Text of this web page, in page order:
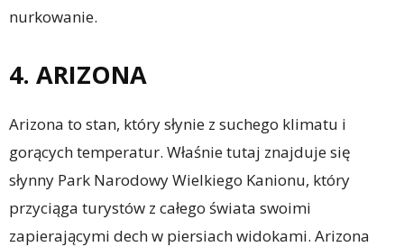
nurkowanie.
4. ARIZONA
Arizona to stan, który słynie z suchego klimatu i
gorących temperatur. Właśnie tutaj znajduje się
słynny Park Narodowy Wielkiego Kanionu, który
przyciąga turystów z całego świata swoimi
zapierającymi dech w piersiach widokami. Arizona